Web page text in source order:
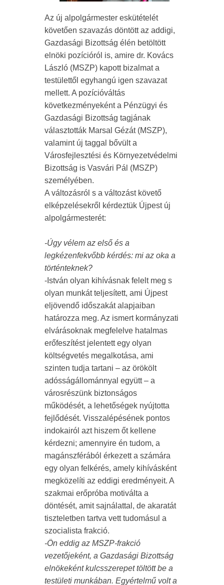
Az új alpolgármester eskütételét
követően szavazás döntött az addigi,
Gazdasági Bizottság élén betöltött
elnöki pozícióról is, amire dr. Kovács
László (MSZP) kapott bizalmat a
testülettől egyhangú igen szavazat
mellett. A pozícióváltás
következményeként a Pénzügyi és
Gazdasági Bizottság tagjának
választották Marsal Gézát (MSZP),
valamint új taggal bővült a
Városfejlesztési és Környezetvédelmi
Bizottság is Vasvári Pál (MSZP)
személyében.
A változásról s a változást követő
elképzelésekről kérdeztük Újpest új
alpolgármesterét:
-Úgy vélem az első és a
legkézenfekvőbb kérdés: mi az oka a
történteknek?
-István olyan kihívásnak felelt meg s
olyan munkát teljesített, ami Újpest
eljövendő időszakát alapjaiban
határozza meg. Az ismert kormányzati
elvárásoknak megfelelve hatalmas
erőfeszítést jelentett egy olyan
költségvetés megalkotása, ami
szinten tudja tartani – az örökölt
adósságállománnyal együtt – a
városrészünk biztonságos
működését, a lehetőségek nyújtotta
fejlődését. Visszalépésének pontos
indokairól azt hiszem őt kellene
kérdezni; amennyire én tudom, a
magánszférából érkezett a számára
egy olyan felkérés, amely kihívásként
megközelíti az eddigi eredményeit. A
szakmai erőpróba motiválta a
döntését, amit sajnálattal, de akaratát
tiszteletben tartva vett tudomásul a
szocialista frakció.
-Ön eddig az MSZP-frakció
vezetőjeként, a Gazdasági Bizottság
elnökeként kulcsszerepet töltött be a
testületi munkában. Egyértelmű volt a